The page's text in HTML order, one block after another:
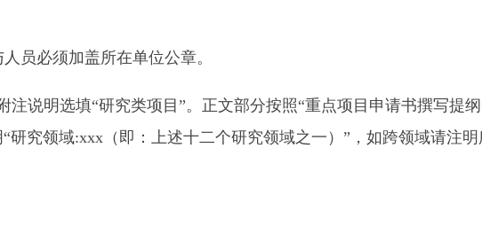
员必须加盖所在单位公章。
说明选填“研究类项目”。正文部分按照“重点项目申请书撰写提
究领域:xxx（即：上述十二个研究领域之一）”，如跨领域请注